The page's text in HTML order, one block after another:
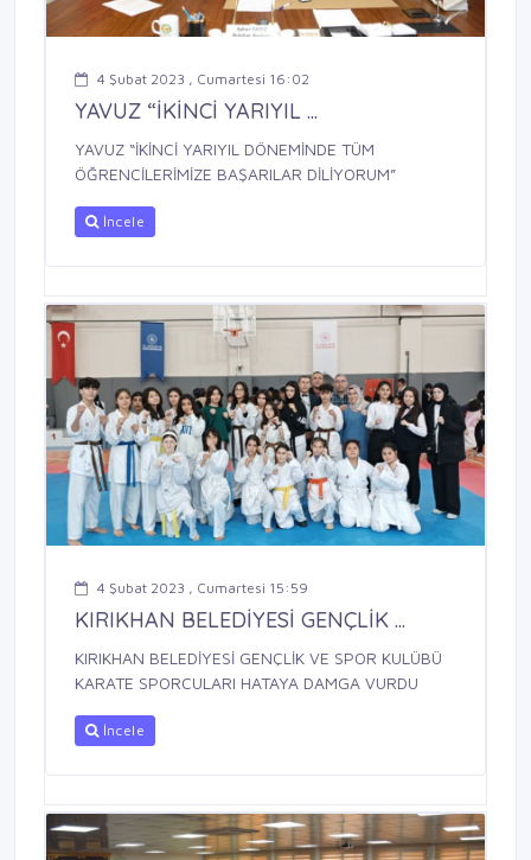
4 Şubat 2023 , Cumartesi 16:02
YAVUZ “İKİNCİ YARIYIL ...
YAVUZ “İKİNCİ YARIYIL DÖNEMİNDE TÜM
ÖĞRENCİLERİMİZE BAŞARILAR DİLİYORUM”
İncele
4 Şubat 2023 , Cumartesi 15:59
KIRIKHAN BELEDİYESİ GENÇLİK ...
KIRIKHAN BELEDİYESİ GENÇLİK VE SPOR KULÜBÜ
KARATE SPORCULARI HATAYA DAMGA VURDU
İncele